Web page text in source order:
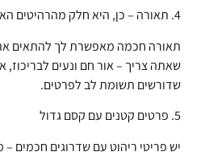
4. תאורה – כן, היא חלק מהרהיטים האמיתיים
תאורה חכמה מאפשרת לך להתאים את
שאתה צריך – אור חם ונעים לבריכוז,
שדורשים תשומת לב לפרטים.
5. פרטים קטנים עם קסם גדול
יש פריטי ריהוט עם שדרוגים חכמים